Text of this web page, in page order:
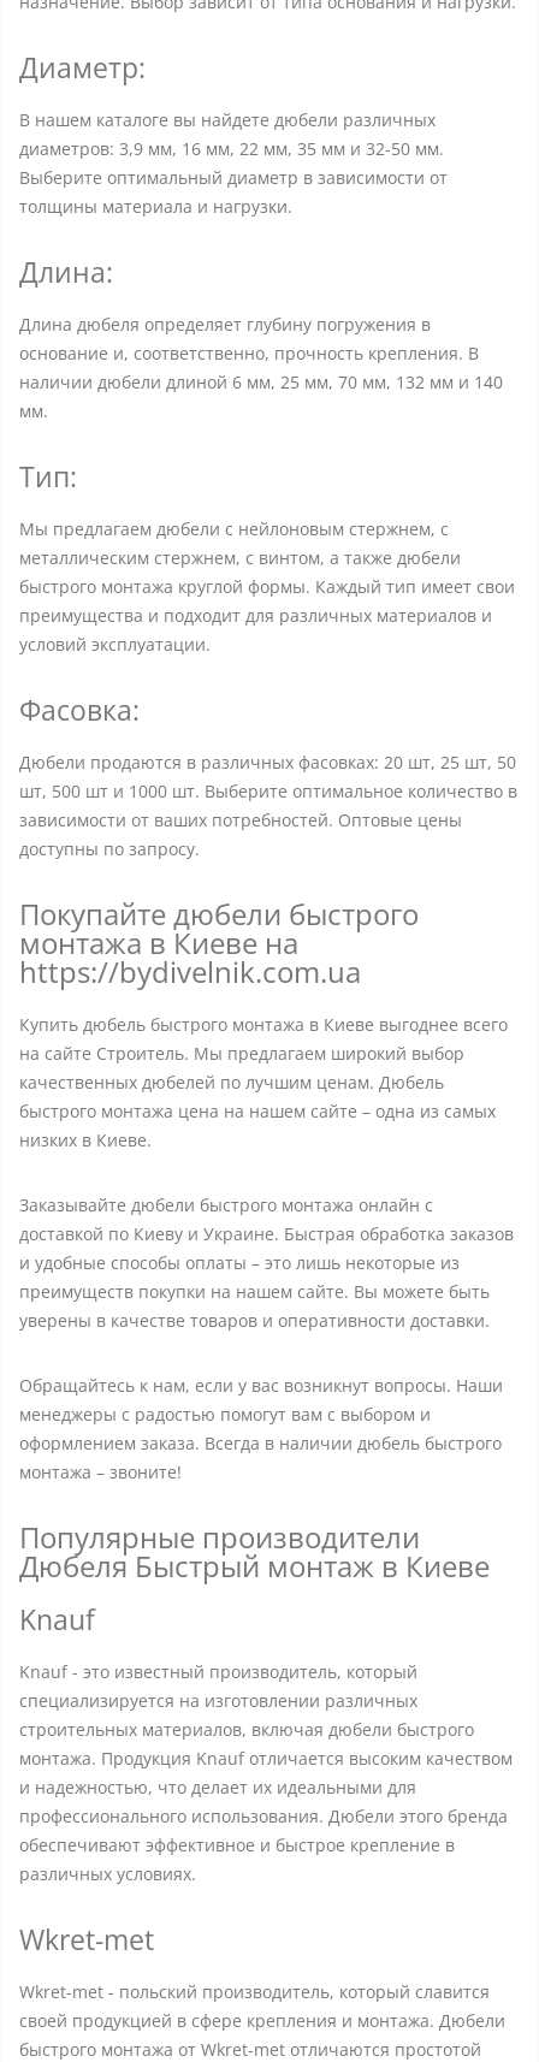
Диаметр:
В нашем каталоге вы найдете дюбели различных
диаметров: 3,9 мм, 16 мм, 22 мм, 35 мм и 32-50 мм.
Выберите оптимальный диаметр в зависимости от
толщины материала и нагрузки.
Длина:
Длина дюбеля определяет глубину погружения в
основание и, соответственно, прочность крепления. В
наличии дюбели длиной 6 мм, 25 мм, 70 мм, 132 мм и 140
мм.
Тип:
Мы предлагаем дюбели с нейлоновым стержнем, с
металлическим стержнем, с винтом, а также дюбели
быстрого монтажа круглой формы. Каждый тип имеет свои
преимущества и подходит для различных материалов и
условий эксплуатации.
Фасовка:
Дюбели продаются в различных фасовках: 20 шт, 25 шт, 50
шт, 500 шт и 1000 шт. Выберите оптимальное количество в
зависимости от ваших потребностей. Оптовые цены
доступны по запросу.
Покупайте дюбели быстрого
монтажа в Киеве на
https://bydivelnik.com.ua
Купить дюбель быстрого монтажа в Киеве выгоднее всего
на сайте Строитель. Мы предлагаем широкий выбор
качественных дюбелей по лучшим ценам. Дюбель
быстрого монтажа цена на нашем сайте – одна из самых
низких в Киеве.
Заказывайте дюбели быстрого монтажа онлайн с
доставкой по Киеву и Украине. Быстрая обработка заказов
и удобные способы оплаты – это лишь некоторые из
преимуществ покупки на нашем сайте. Вы можете быть
уверены в качестве товаров и оперативности доставки.
Обращайтесь к нам, если у вас возникнут вопросы. Наши
менеджеры с радостью помогут вам с выбором и
оформлением заказа. Всегда в наличии дюбель быстрого
монтажа – звоните!
Популярные производители
Дюбеля Быстрый монтаж в Киеве
Knauf
Knauf - это известный производитель, который
специализируется на изготовлении различных
строительных материалов, включая дюбели быстрого
монтажа. Продукция Knauf отличается высоким качеством
и надежностью, что делает их идеальными для
профессионального использования. Дюбели этого бренда
обеспечивают эффективное и быстрое крепление в
различных условиях.
Wkret-met
Wkret-met - польский производитель, который славится
своей продукцией в сфере крепления и монтажа. Дюбели
быстрого монтажа от Wkret-met отличаются простотой